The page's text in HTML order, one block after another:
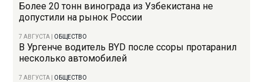
Более 20 тонн винограда из Узбекистана не
допустили на рынок России
7 АВГУСТА ОБЩЕСТВО
В Ургенче водитель BYD после ссоры протаранил
несколько автомобилей
7 АВГУСТА ОБЩЕСТВО